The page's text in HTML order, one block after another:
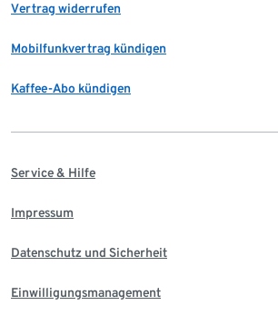
Vertrag widerrufen
Mobilfunkvertrag kündigen
Kaffee-Abo kündigen
Service & Hilfe
Impressum
Datenschutz und Sicherheit
Einwilligungsmanagement